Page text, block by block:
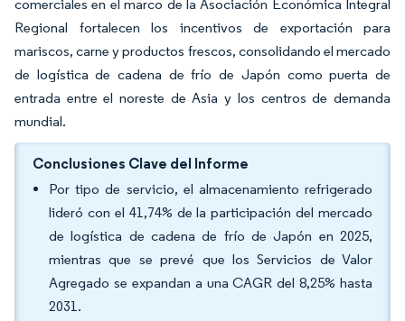
comerciales en el marco de la Asociación Económica Integral
Regional fortalecen los incentivos de exportación para
mariscos, carne y productos frescos, consolidando el mercado
de logística de cadena de frío de Japón como puerta de
entrada entre el noreste de Asia y los centros de demanda
mundial.
Conclusiones Clave del Informe
Por tipo de servicio, el almacenamiento refrigerado
lideró con el 41,74% de la participación del mercado
de logística de cadena de frío de Japón en 2025,
mientras que se prevé que los Servicios de Valor
Agregado se expandan a una CAGR del 8,25% hasta
2031.